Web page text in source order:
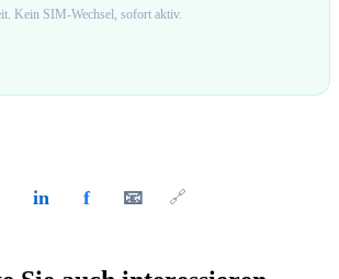
Kein SIM-Wechsel, sofort aktiv.
in f 📧 🔗